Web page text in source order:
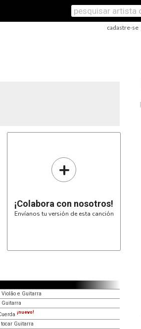
cadastre-se
he guarda'o
vi en línea
siento, eh
+
¡Colabora con nosotros!
Envíanos tu versión de esta canción
e Guitarra
Guitarra
¡nuevo!
Guitarra